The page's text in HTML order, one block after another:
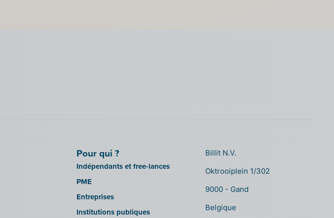
Pour qui ?
Indépendants et free-lances
PME
Entreprises
Institutions publiques
Billit N.V.
Oktrooiplein 1/302
9000 - Gand
Belgique